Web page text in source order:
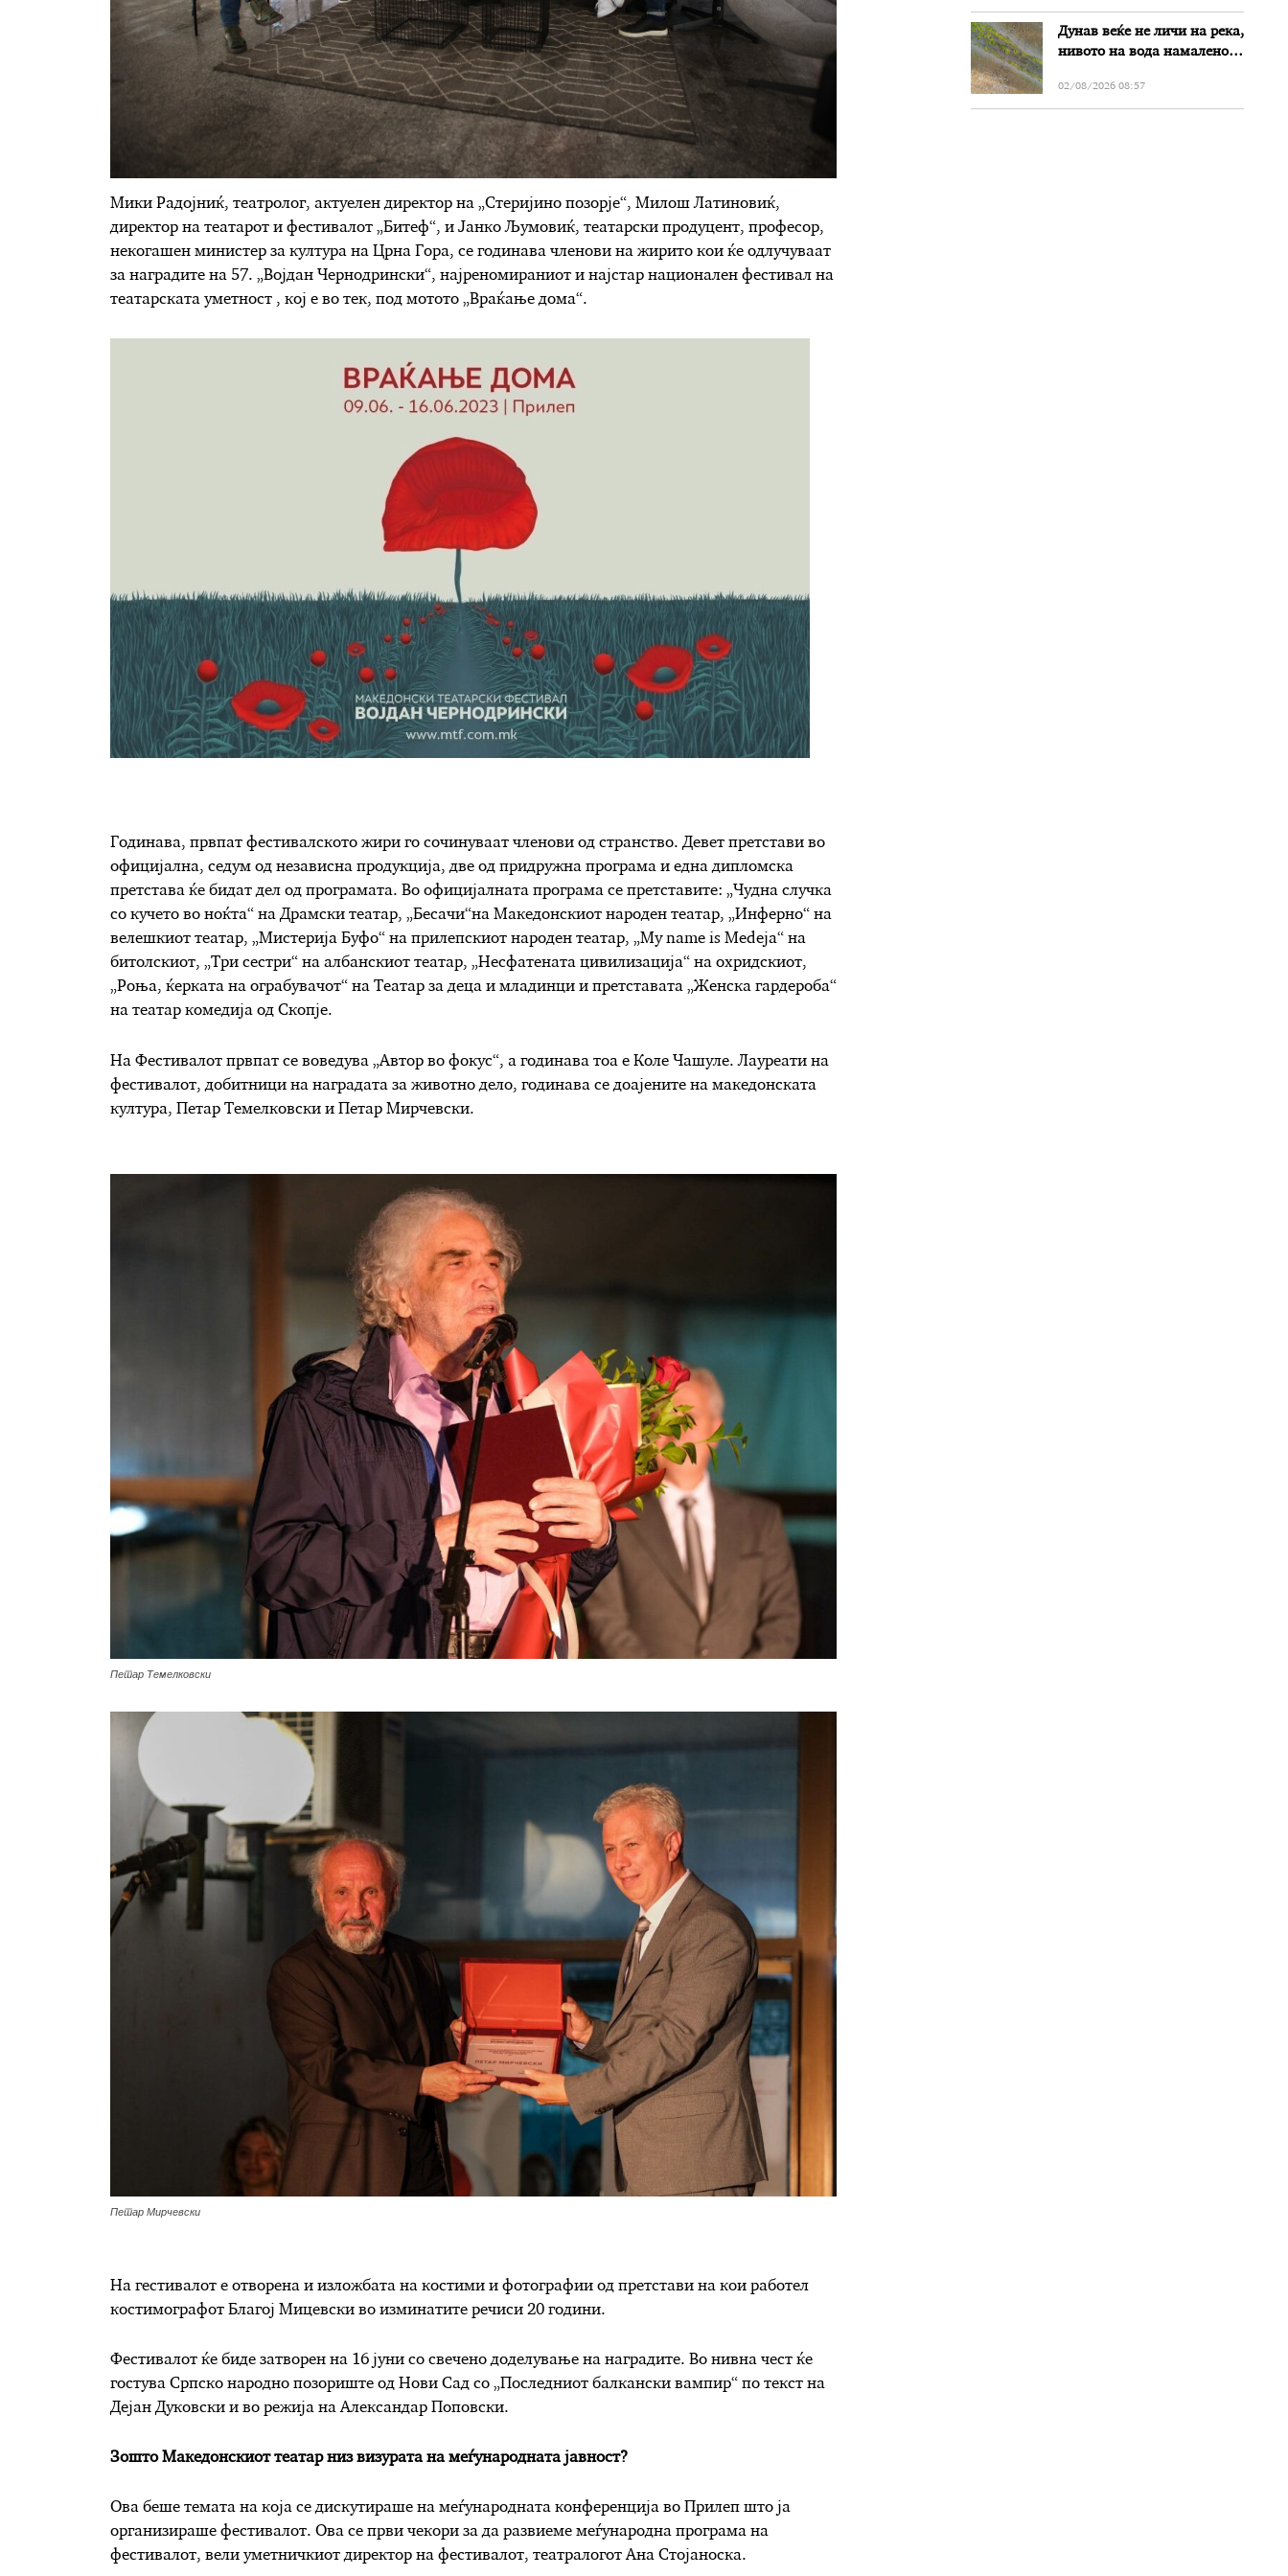
Мики Радојниќ, театролог, актуелен директор на „Стеријино позорје“, Милош Латиновиќ,
директор на театарот и фестивалот „Битеф“, и Јанко Љумовиќ, театарски продуцент, професор,
некогашен министер за култура на Црна Гора, се годинава членови на жирито кои ќе одлучуваат
за наградите на 57. „Војдан Чернодрински“, најреномираниот и најстар национален фестивал на
театарската уметност , кој е во тек, под мотото „Враќање дома“.
Годинава, првпат фестивалското жири го сочинуваат членови од странство. Девет претстави во
официјална, седум од независна продукција, две од придружна програма и една дипломска
претстава ќе бидат дел од програмата. Во официјалната програма се претставите: „Чудна случка
со кучето во ноќта“ на Драмски театар, „Бесачи“на Македонскиот народен театар, „Инферно“ на
велешкиот театар, „Мистерија Буфо“ на прилепскиот народен театар, „Мy name is Medeјa“ на
битолскиот, „Три сестри“ на албанскиот театар, „Несфатената цивилизација“ на охридскиот,
„Роња, ќерката на ограбувачот“ на Театар за деца и младинци и претставата „Женска гардероба“
на театар комедија од Скопје.
На Фестивалот првпат се воведува „Автор во фокус“, а годинава тоа е Коле Чашуле. Лауреати на
фестивалот, добитници на наградата за животно дело, годинава се доајените на македонската
култура, Петар Темелковски и Петар Мирчевски.
Петар Темелковски
Петар Мирчевски
На гестивалот е отворена и изложбата на костими и фотографии од претстави на кои работел
костимографот Благој Мицевски во изминатите речиси 20 години.
Фестивалот ќе биде затворен на 16 јуни со свечено доделување на наградите. Во нивна чест ќе
гостува Српско народно позориште од Нови Сад со „Последниот балкански вампир“ по текст на
Дејан Дуковски и во режија на Александар Поповски.
Зошто Македонскиот театар низ визурата на меѓународната јавност?
Ова беше темата на која се дискутираше на меѓународната конференција во Прилеп што ја
организираше фестивалот. Ова се први чекори за да развиеме меѓународна програма на
фестивалот, вели уметничкиот директор на фестивалот, театралогот Ана Стојаноска.
„Битола“, стои во
вештачењето на
обвинителството
Дунав веќе не личи на река,
нивото на вода намалено
Бугарија
02/08/2026 08:57